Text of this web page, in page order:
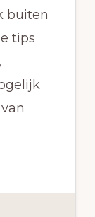
buiten
tips